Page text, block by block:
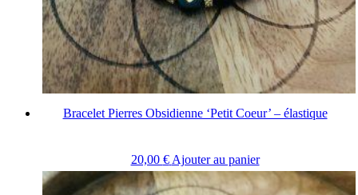
Bracelet Pierres Obsidienne ‘Petit Coeur’ – élastique
20,00 € Ajouter au panier